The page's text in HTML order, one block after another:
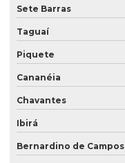
Sete Barras
Taguaí
Piquete
Cananéia
Chavantes
Ibirá
Bernardino de Campos